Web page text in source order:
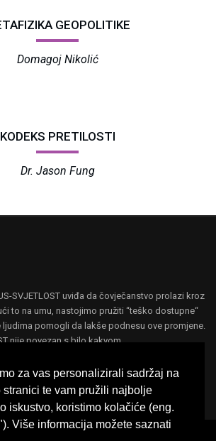
za vas personalizirali sadržaj na
stranici te vam pružili najbolje
iskustvo, koristimo kolačiće (eng.
Više informacija možete saznati
GEOPOLITIKE
Domagoj Nikolić
KODEKS PRETILOSTI
Dr. Jason Fung
SVJETLOST uviđa da čovječanstvo prolazi kroz
to na umu, nastojimo pružiti “teško dostupne“
pomogli da lakše podnesu ove promjene.
nije povezan s bilo kakvom
ideologijom ili organizacijom.